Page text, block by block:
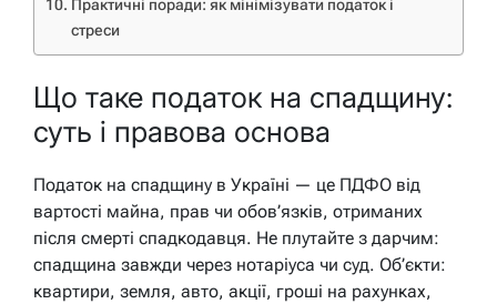
Практичні поради: як мінімізувати податок і
стреси
Що таке податок на спадщину:
суть і правова основа
Податок на спадщину в Україні — це ПДФО від
вартості майна, прав чи обов’язків, отриманих
після смерті спадкодавця. Не плутайте з дарчим:
спадщина завжди через нотаріуса чи суд. Об’єкти:
квартири, земля, авто, акції, гроші на рахунках,